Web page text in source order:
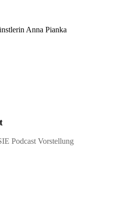
Anna Pianka
Podcast Vorstellung